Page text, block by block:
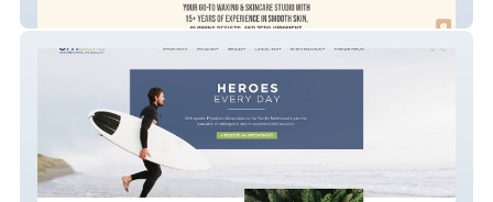
The Polished Peach